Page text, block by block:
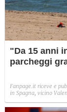
"Da 15 anni
parcheggi
Fanpage.it riceve e
in Spagna, vicino
parcheggi disponibili e